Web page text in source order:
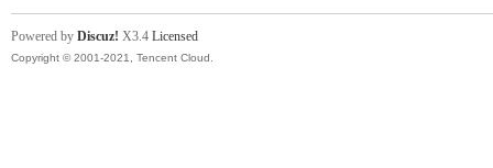
Powered by Discuz! X3.4 Licensed
Copyright © 2001-2021, Tencent Cloud.